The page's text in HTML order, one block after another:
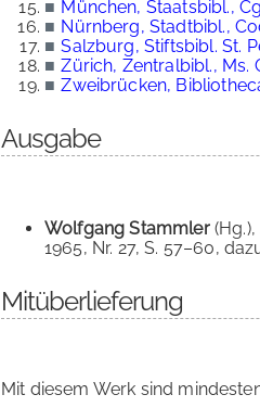
■ München, Staatsbibl.,
■ Nürnberg, Stadtbibl.,
■ Salzburg, Stiftsbibl. St.
■ Zürich, Zentralbibl., Ms.
■ Zweibrücken,
Ausgabe
Wolfgang Stammler
1965, Nr. 27, S. 57–60,
Mitüberlieferung
Mit diesem Werk sind